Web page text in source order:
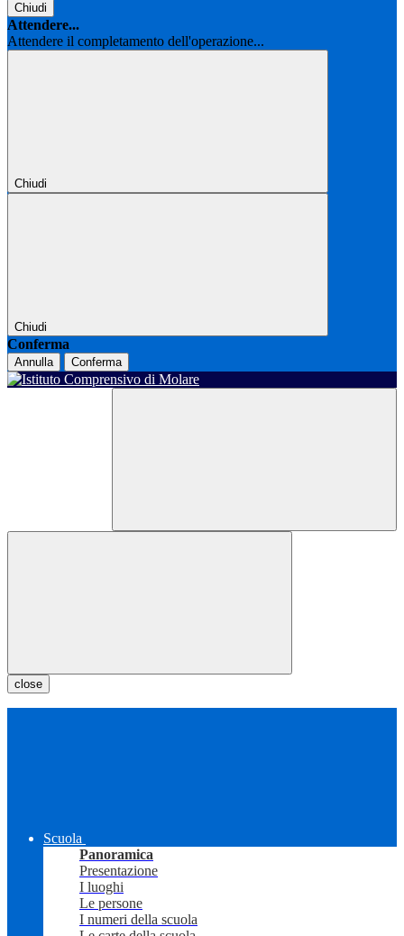
Chiudi
Attendere...
Attendere il completamento dell'operazione...
Chiudi
Chiudi
Conferma
Annulla Conferma
close
Scuola
Panoramica
Presentazione
I luoghi
Le persone
I numeri della scuola